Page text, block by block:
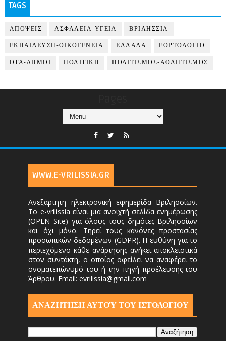
TAGS
ΑΠΟΨΕΙΣ ΑΣΦΑΛΕΙΑ-ΥΓΕΙΑ ΒΡΙΛΗΣΣΙΑ
ΕΚΠΑΙΔΕΥΣΗ-ΟΙΚΟΓΕΝΕΙΑ ΕΛΛΑΔΑ ΕΟΡΤΟΛΟΓΙΟ
ΟΤΑ-ΔΗΜΟΙ ΠΟΛΙΤΙΚΗ ΠΟΛΙΤΙΣΜΟΣ-ΑΘΛΗΤΙΣΜΟΣ
WWW.E-VRILISSIA.GR
Ανεξάρτητη ηλεκτρονική εφημερίδα Βριλησσίων.
Το e-vrilissia είναι μια ανοιχτή σελίδα ενημέρωσης
(OPEN Site) για όλους τους δημότες Βριλησσίων
και όχι μόνο. Τηρεί τους κανόνες προστασίας
προσωπικών δεδομένων (GDPR). Η ευθύνη για το
περιεχόμενο κάθε ανάρτησης ανήκει αποκλειστικά
στον συντάκτη, ο οποίος οφείλει να αναφέρει το
ονοματεπώνυμό του ή την πηγή προέλευσης του
Άρθρου. Email: evrilissia@gmail.com
ΑΝΑΖΗΤΗΣΗ ΑΥΤΟΎ ΤΟΥ ΙΣΤΟΛΟΓΙΟΥ